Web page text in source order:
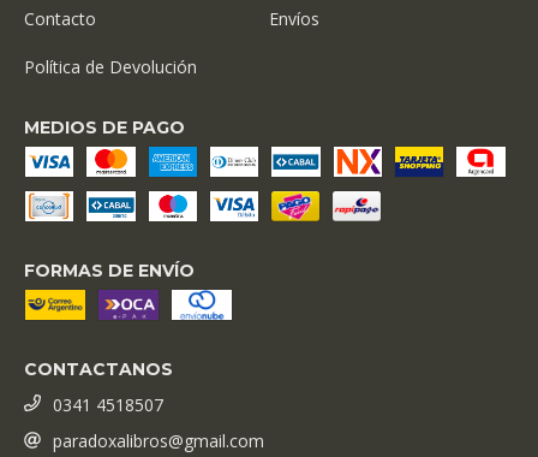
Contacto Envíos
Política de Devolución
MEDIOS DE PAGO
FORMAS DE ENVÍO
CONTACTANOS
0341 4518507
paradoxalibros@gmail.com